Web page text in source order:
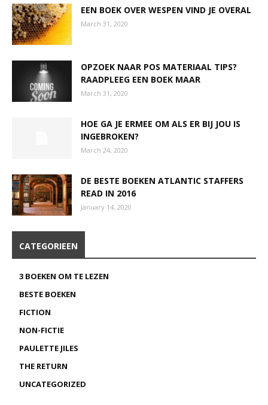
EEN BOEK OVER WESPEN VIND JE OVERAL
March 31, 2020
OPZOEK NAAR POS MATERIAAL TIPS?
RAADPLEEG EEN BOEK MAAR
March 31, 2020
HOE GA JE ERMEE OM ALS ER BIJ JOU IS
INGEBROKEN?
March 24, 2020
DE BESTE BOEKEN ATLANTIC STAFFERS
READ IN 2016
January 14, 2020
CATEGORIEEN
3 BOEKEN OM TE LEZEN
BESTE BOEKEN
FICTION
NON-FICTIE
PAULETTE JILES
THE RETURN
UNCATEGORIZED